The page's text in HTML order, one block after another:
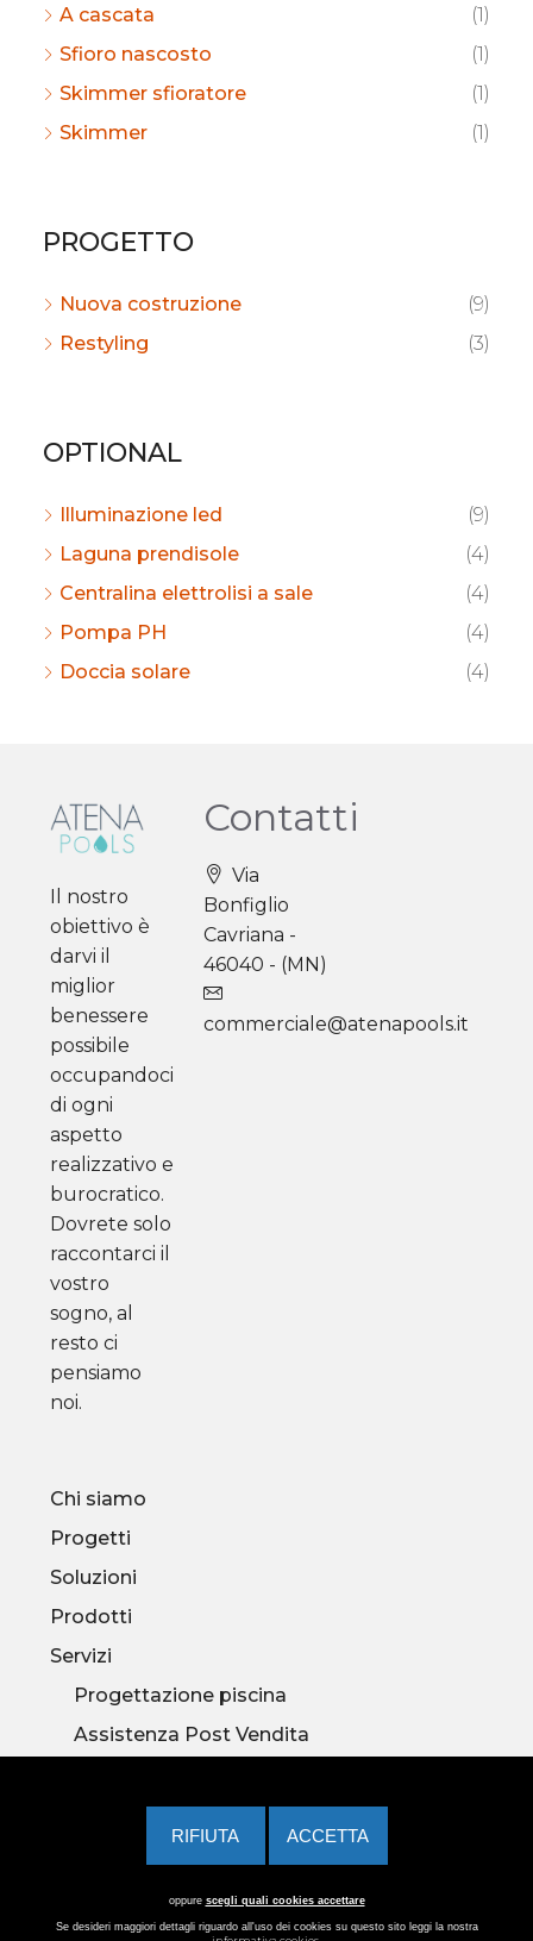
A cascata
(1)
Sfioro nascosto
(1)
Skimmer sfioratore
(1)
Skimmer
(1)
PROGETTO
Nuova costruzione
(9)
Restyling
(3)
OPTIONAL
Illuminazione led
(9)
Laguna prendisole
(4)
Centralina elettrolisi a sale
(4)
Pompa PH
(4)
Doccia solare
(4)
Il nostro
obiettivo è
darvi il
miglior
benessere
possibile
occupandoci
di ogni
aspetto
realizzativo e
burocratico.
Dovrete solo
raccontarci il
vostro
sogno, al
resto ci
pensiamo
noi.
Contatti
Via
Bonfiglio
Cavriana -
46040 - (MN)
commerciale@atenapools.it
Chi siamo
Progetti
Soluzioni
Prodotti
Servizi
Progettazione piscina
Assistenza Post Vendita
oppure scegli quali cookies accettare
Se desideri maggiori dettagli riguardo all'uso dei cookies su questo sito leggi la nostra